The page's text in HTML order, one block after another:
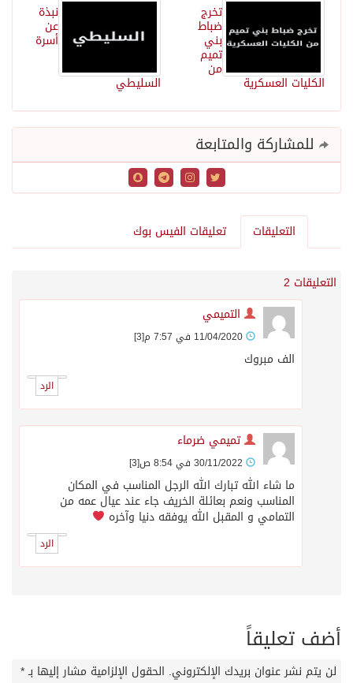
نبذة
عن
أسرة
السليطي
تخرج
ضباط
بني
تميم
من
الكليات العسكرية
للمشاركة والمتابعة
التعليقات تعليقات الفيس بوك
التعليقات 2
التميمي
[3]
الف مبروك
الرد
تميمي ضرماء
[3]
ما شاء الله تبارك الله الرجل المناسب في المكان
المناسب ونعم بعائلة الخريف جاء عند عيال عمه من
التمامي و المقبل الله يوفقه دنيا وآخره
الرد
أضف تعليقاً
لن يتم نشر عنوان بريدك الإلكتروني. الحقول الإلزامية مشار إليها بـ*